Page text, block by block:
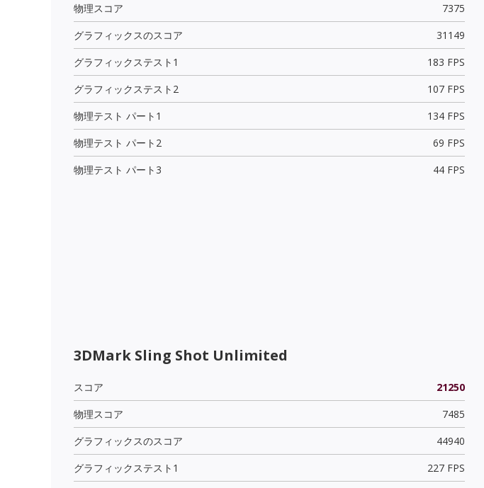
物理スコア
7375
グラフィックスのスコア
31149
グラフィックステスト1
183 FPS
グラフィックステスト2
107 FPS
物理テスト パート1
134 FPS
物理テスト パート2
69 FPS
物理テスト パート3
44 FPS
3DMark Sling Shot Unlimited
スコア
21250
物理スコア
7485
グラフィックスのスコア
44940
グラフィックステスト1
227 FPS